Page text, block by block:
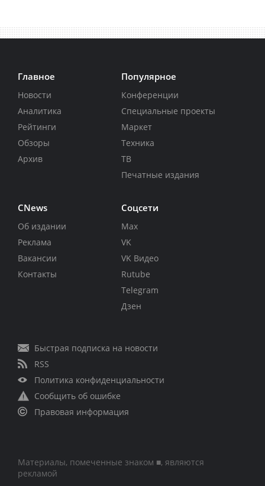
Главное
Новости
Аналитика
Рейтинги
Обзоры
Архив
Популярное
Конференции
Специальные проекты
Маркет
Техника
ТВ
Печатные издания
CNews
Об издании
Реклама
Вакансии
Контакты
Соцсети
Max
VK
VK Видео
Rutube
Telegram
Дзен
Быстрая подписка на новости
RSS
Политика конфиденциальности
Сообщить об ошибке
Правовая информация
Материалы, помеченные знаком ■, являются
рекламой